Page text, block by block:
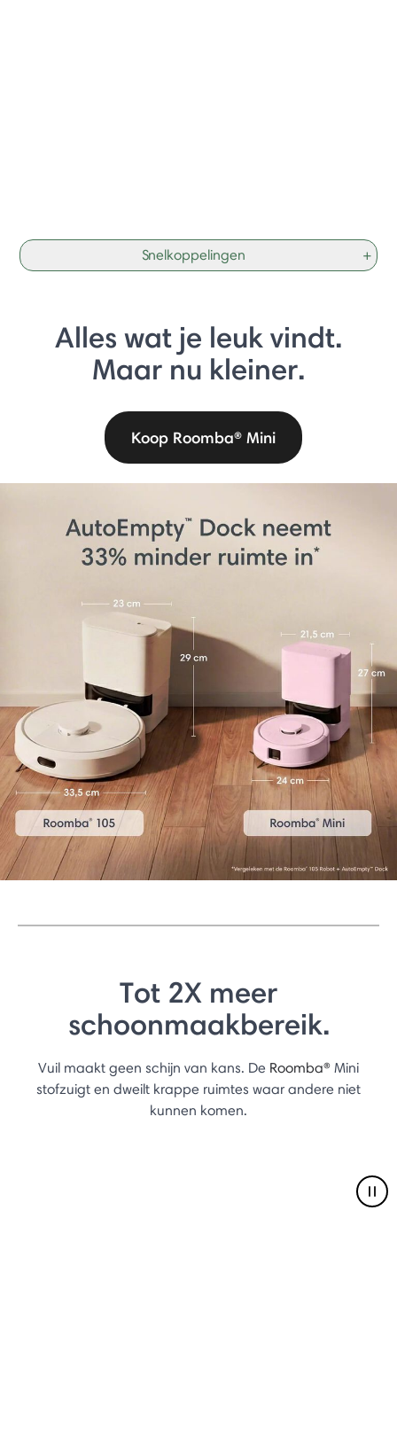
Snelkoppelingen +
Alles wat je leuk vindt.
Maar nu kleiner.
Koop Roomba® Mini
Tot 2X meer
schoonmaakbereik.
Vuil maakt geen schijn van kans. De Roomba® Mini
stofzuigt en dweilt krappe ruimtes waar andere niet
kunnen komen.